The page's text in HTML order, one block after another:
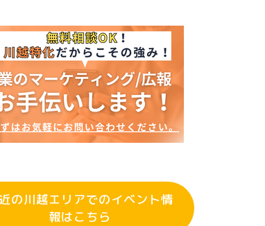
の川越エリアでのイベント情
報はこちら